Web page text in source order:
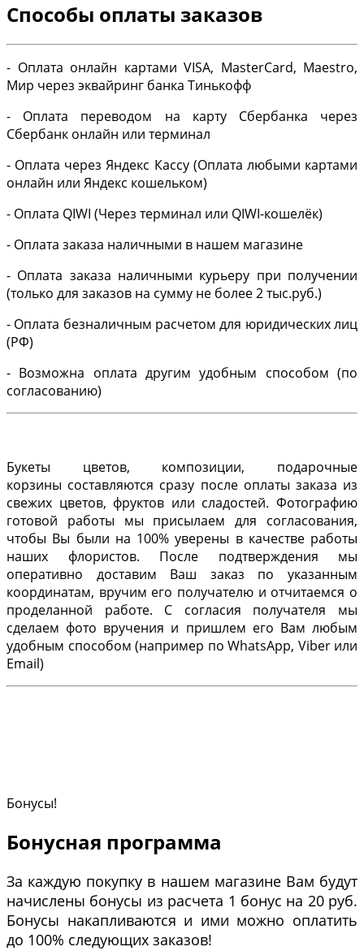
Способы оплаты заказов
- Оплата онлайн картами VISA, MasterCard, Maestro,
Мир через эквайринг банка Тинькофф
- Оплата переводом на карту Сбербанка через
Сбербанк онлайн или терминал
- Оплата через Яндекс Кассу (Оплата любыми картами
онлайн или Яндекс кошельком)
- Оплата QIWI (Через терминал или QIWI-кошелёк)
- Оплата заказа наличными в нашем магазине
- Оплата заказа наличными курьеру при получении
(только для заказов на сумму не более 2 тыс.руб.)
- Оплата безналичным расчетом для юридических лиц
(РФ)
- Возможна оплата другим удобным способом (по
согласованию)
Букеты цветов, композиции, подарочные
корзины составляются сразу после оплаты заказа из
свежих цветов, фруктов или сладостей. Фотографию
готовой работы мы присылаем для согласования,
чтобы Вы были на 100% уверены в качестве работы
наших флористов. После подтверждения мы
оперативно доставим Ваш заказ по указанным
координатам, вручим его получателю и отчитаемся о
проделанной работе. С согласия получателя мы
сделаем фото вручения и пришлем его Вам любым
удобным способом (например по WhatsApp, Viber или
Email)
Бонусы!
Бонусная программа
За каждую покупку в нашем магазине Вам будут
начислены бонусы из расчета 1 бонус на 20 руб.
Бонусы накапливаются и ими можно оплатить
до 100% следующих заказов!